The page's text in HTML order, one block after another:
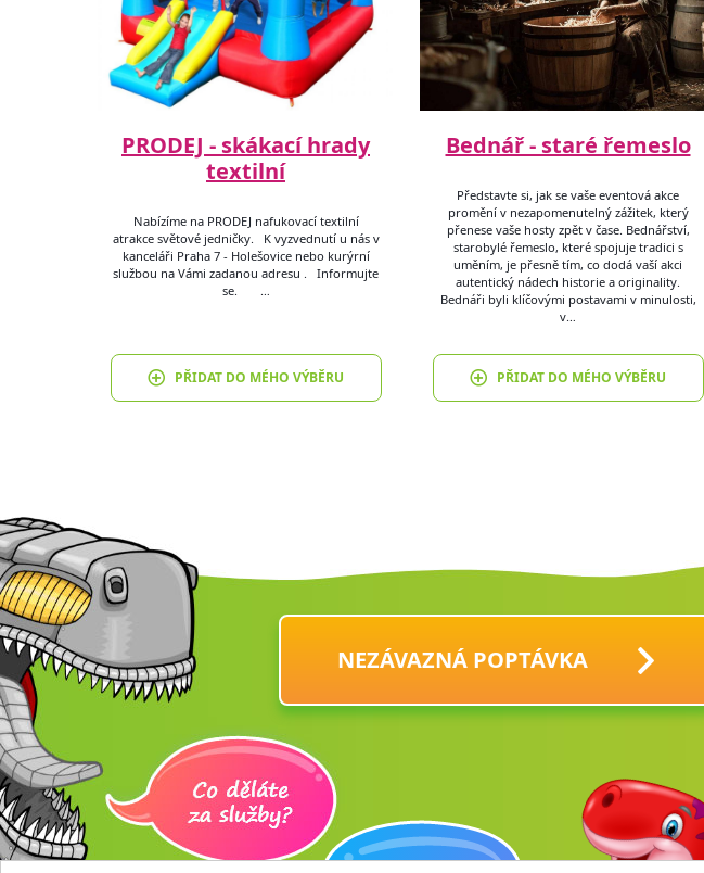
PRODEJ - skákací hrady
textilní
Nabízíme na PRODEJ nafukovací textilní
atrakce světové jedničky. K vyzvednutí u nás v
kanceláři Praha 7 - Holešovice nebo kurýrní
službou na Vámi zadanou adresu . Informujte
se. …
PŘIDAT DO MÉHO VÝBĚRU
Bednář - staré řemeslo
Představte si, jak se vaše eventová akce
promění v nezapomenutelný zážitek, který
přenese vaše hosty zpět v čase. Bednářství,
starobylé řemeslo, které spojuje tradici s
uměním, je přesně tím, co dodá vaší akci
autentický nádech historie a originality.
Bednáři byli klíčovými postavami v minulosti,
v…
PŘIDAT DO MÉHO VÝBĚRU
NEZÁVAZNÁ POPTÁVKA